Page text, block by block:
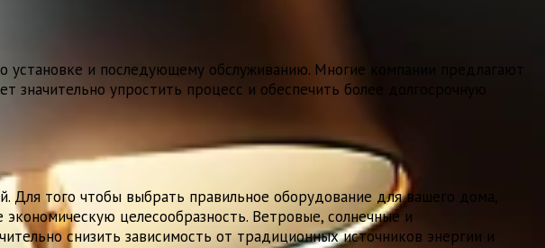
установке и последующему обслуживанию. Многие компании предлагают
значительно упростить процесс и обеспечить более долгосрочную
Для того чтобы выбрать правильное оборудование для вашего дома,
целесообразность. Ветровые, солнечные и
снизить зависимость от традиционных источников энергии и